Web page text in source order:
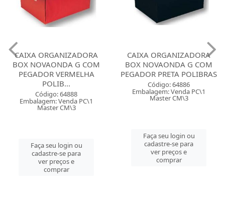
CAIXA ORGANIZADORA
BOX NOVAONDA G COM
PEGADOR VERMELHA
POLIB...
Código: 64888
Embalagem: Venda PC\1
Master CM\3
Faça seu login ou
cadastre-se para
ver preços e
comprar
CAIXA ORGANIZADORA
BOX NOVAONDA G COM
PEGADOR PRETA POLIBRAS
Código: 64886
Embalagem: Venda PC\1
Master CM\3
Faça seu login ou
cadastre-se para
ver preços e
comprar